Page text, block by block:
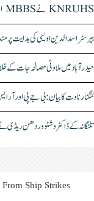
KNRUHS نے MBBS اور BDS داخلوں کا نوٹیفکیشن جاری کر دیا
بیرسٹر اسدالدین اویسی کی ہدایت پر
حیدرآباد میں ملاوٹی مصالحہ جات کے خلاف بڑا کریک ڈاؤن،
کنگنا رناوت کا بیان: بی جے پی اور
تلنگانہ کے ڈاکٹر وشنو وردھن ریڈی
Ship Strikes